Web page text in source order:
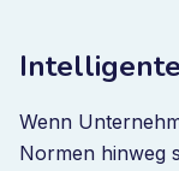
Wenn
Normen hinweg